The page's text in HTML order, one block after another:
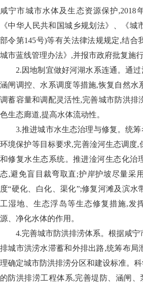
咸宁市城市水体及生态资源保护,2018
《中华人民共和国城乡规划法》、《城
部令第145号)等有关法律法规规定,结合
城市蓝线管理办法》,并报市政府批复施行
2.因地制宜做好河湖水系连通。通过
涵闸调控、水系调度等措施,恢复自然水
调蓄容量和调配灵活性,完善城市防洪排
色生态廊道,提高水体流动性。
3.推进城市水生态治理与修复。统
环境保护等目标要求,完善淦河生态调度,
和修复水生态系统。推进淦河生态化治
态,避免盲目裁弯取直;护岸护坡尽量采
度“硬化、白化、渠化”;修复河滩及滨水
工湿地、生态浮岛等生态修复措施,发
源、净化水体的作用。
4.完善城市防洪排涝体系。根据咸
排城市洪涝水滞蓄和外排出路,统筹布局
理确定城市防洪排涝分区和建设标准。
的防洪排涝工程体系,完善堤防、涵闸、